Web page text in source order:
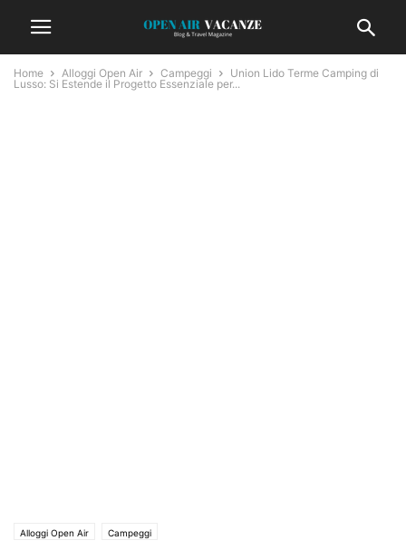
Home Alloggi Open Air Campeggi
Union Lido Terme Camping di
Lusso: Si Estende il Progetto Essenziale per...
Alloggi Open Air Campeggi